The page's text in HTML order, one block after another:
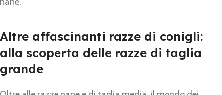
Altre affascinanti razze di conigli:
alla scoperta delle razze di taglia
grande